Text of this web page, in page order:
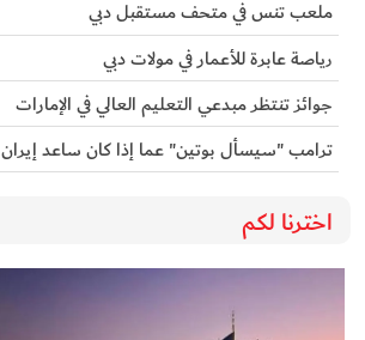
ملعب تنس في متحف مستقبل دبي
رياصة عابرة للأعمار في مولات دبي
جوائز تنتظر مبدعي التعليم العالي في الإمارات
ترامب "سيسأل بوتين" عما إذا كان ساعد إيران
اخترنا لكم